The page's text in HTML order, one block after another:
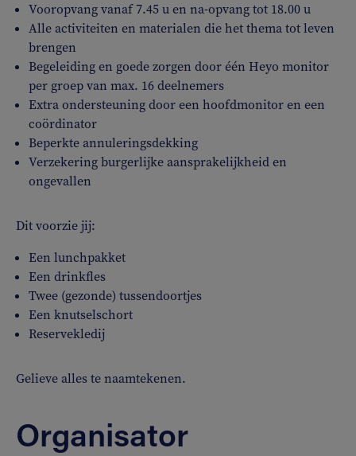
Vooropvang vanaf 7.45 u en na-opvang tot 18.00 u
Alle activiteiten en materialen die het thema tot leven
brengen
Begeleiding en goede zorgen door één Heyo monitor
per groep van max. 16 deelnemers
Extra ondersteuning door een hoofdmonitor en een
coördinator
Beperkte annuleringsdekking
Verzekering burgerlijke aansprakelijkheid en
ongevallen
Dit voorzie jij:
Een lunchpakket
Een drinkfles
Twee (gezonde) tussendoortjes
Een knutselschort
Reservekledij
Gelieve alles te naamtekenen.
Organisator